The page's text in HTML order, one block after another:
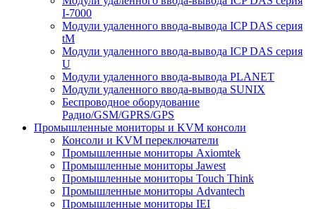
I-7000
Модули удаленного ввода-вывода ICP DAS серия
tM
Модули удаленного ввода-вывода ICP DAS серия
U
Модули удаленного ввода-вывода PLANET
Модули удаленного ввода-вывода SUNIX
Беспроводное оборудование
Радио/GSM/GPRS/GPS
Промышленные мониторы и KVM консоли
Консоли и KVM переключатели
Промышленные мониторы Axiomtek
Промышленные мониторы Jawest
Промышленные мониторы Touch Think
Промышленные мониторы Advantech
Промышленные мониторы IEI